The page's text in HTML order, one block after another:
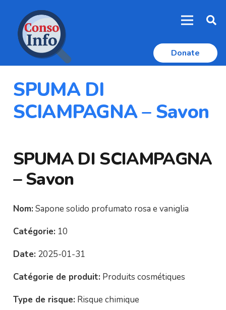
Donate
SPUMA DI
SCIAMPAGNA – Savon
SPUMA DI SCIAMPAGNA
– Savon
Nom: Sapone solido profumato rosa e vaniglia
Catégorie: 10
Date: 2025-01-31
Catégorie de produit: Produits cosmétiques
Type de risque: Risque chimique